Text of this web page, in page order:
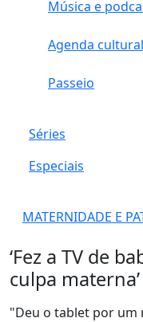
Música e
Agenda cultural
Passeio
Séries
Especiais
MATERNIDADE E
‘Fez a TV de
culpa
"Deu o tablet por um